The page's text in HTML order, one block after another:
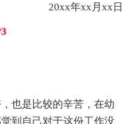
20xx年xx月xx日
也是比较的辛苦，在幼
到自己对于这份工作没